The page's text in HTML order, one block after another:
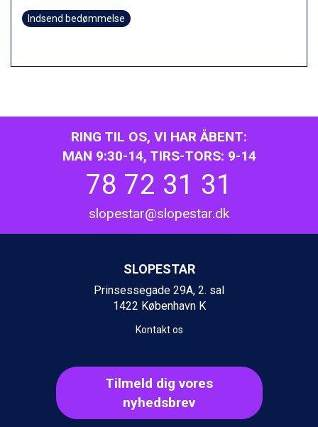
Zell am See fra DKK 4.095
Livigno fra DKK 4.145
La Thuile fra DKK 4.595
Val Thorens fra DKK 5.395
Sölden fra DKK 8.445
Passo Tonale fra DKK 3.795
Saalbach fra DKK 5.945
Sestriere fra DKK 4.395
Wagrain fra DKK 4.645
Ischgl fra DKK 7.095
St. Anton fra DKK 7.245
Canazei fra DKK 4.745
Ponte di Legno fra DKK 4.745
Bad Gastein fra DKK 4.195
Alleghe fra DKK 5.595
Indsend bedømmelse
RING TIL OS, VI HAR ÅBENT:
MAN 9:30-14, TIRS-TORS: 9-14
78 72 31 31
slopestar@slopestar.dk
SLOPESTAR
Prinsessegade 29A, 2. sal
1422 København K
Kontakt os
Tilmeld dig vores
nyhedsbrev